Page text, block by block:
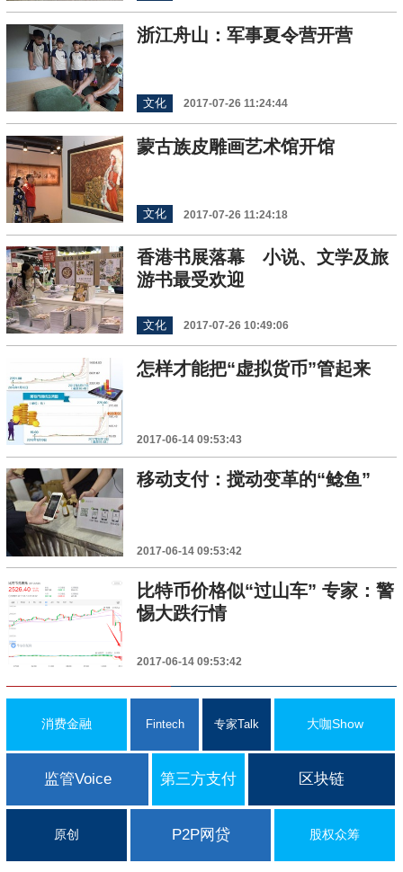
浙江舟山：军事夏令营开营
文化 2017-07-26 11:24:44
蒙古族皮雕画艺术馆开馆
文化 2017-07-26 11:24:18
香港书展落幕 小说、文学及旅
游书最受欢迎
文化 2017-07-26 10:49:06
怎样才能把“虚拟货币”管起来
2017-06-14 09:53:43
移动支付：搅动变革的“鲶鱼”
2017-06-14 09:53:42
比特币价格似“过山车” 专家：警
惕大跌行情
2017-06-14 09:53:42
消费金融 Fintech 专家Talk 大咖Show
监管Voice 第三方支付 区块链
原创 P2P网贷 股权众筹